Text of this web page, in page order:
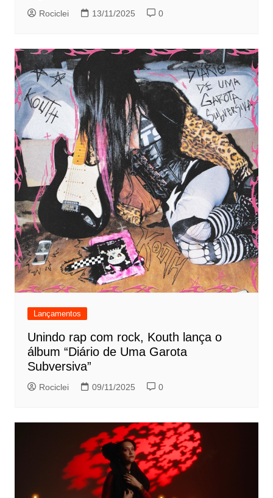
Rociclei 13/11/2025 0
Lançamentos
Unindo rap com rock, Kouth lança o
álbum “Diário de Uma Garota
Subversiva”
Rociclei 09/11/2025 0